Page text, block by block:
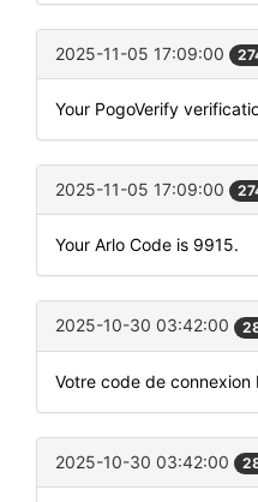
2025-11-05 17:09:00
Your PogoVerify
2025-11-05 17:09:00
Your Arlo Code is 9915.
2025-10-30 03:42:00
Votre code de connexion
2025-10-30 03:42:00